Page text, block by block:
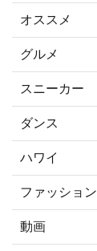
オススメ
グルメ
スニーカー
ダンス
ハワイ
ファッション
動画